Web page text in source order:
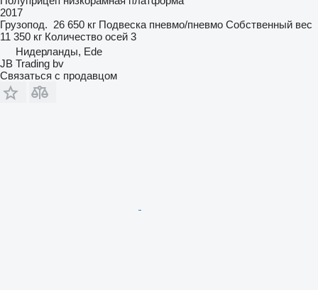
2017
Грузопод. 26 650 кг Подвеска пневмо/пневмо Собственный вес
11 350 кг Количество осей 3
Нидерланды, Ede
JB Trading bv
Связаться с продавцом